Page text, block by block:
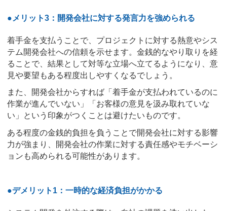
●メリット3：開発会社に対する発言力を強められる
着手金を支払うことで、プロジェクトに対する熱意やシス
テム開発会社への信頼を示せます。金銭的なやり取りを経
ることで、結果として対等な立場へ立てるようになり、意
見や要望もある程度出しやすくなるでしょう。
また、開発会社からすれば「着手金が支払われているのに
作業が進んでいない」「お客様の意見を汲み取れていな
い」という印象がつくことは避けたいものです。
ある程度の金銭的負担を負うことで開発会社に対する影響
力が強まり、開発会社の作業に対する責任感やモチベーシ
ョンも高められる可能性があります。
●デメリット1：一時的な経済負担がかかる